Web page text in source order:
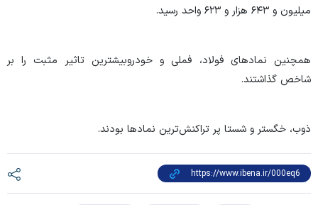
میلیون و ۶۴۳ هزار و ۶۲۳ واحد رسید.
همچنین نماد‌های فولاد، فملی و خودروبیشترین تاثیر مثبت را بر
شاخص گذاشتند.
ذوب، خگستر و شستا پر تراکنش‌ترین نماد‌ها بودند.